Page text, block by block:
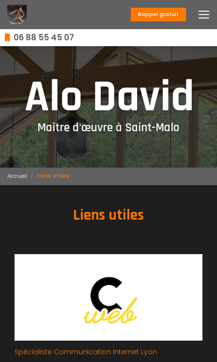
Aller
au
contenu
principal06 88 55 45 07
Rappel gratuit
Maître d'œuvre à Saint-Malo
Accueil Liens utiles
Liens utiles
Spécialiste Communication Internet Lyon